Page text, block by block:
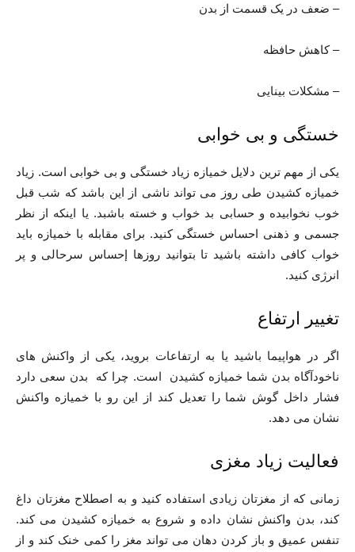
– ضعف در یک قسمت از بدن
– کاهش حافظه
– مشکلات بینایی
خستگی و بی‌ خوابی
یکی از مهم ترین دلایل خمیازه زیاد خستگی و بی خوابی است. زیاد
خمیازه ‌کشیدن طی روز می ‌تواند ناشی از این باشد که شب قبل
خوب نخوابیده‌ و حسابی بد خواب و خسته باشبد. یا اینکه از نظر
جسمی و ذهنی احساس خستگی ‌کنید. برای مقابله با خمیازه باید
خواب کافی داشته باشید تا بتوانید روزها إحساس سرحالی و پر
انرژی کنید.
تغییر ارتفاع
اگر در هواپیما باشید یا به ارتفاعات بروید، یکی از واکنش‌ های
ناخودآگاه بدن شما خمیازه‌ کشیدن است. چرا که بدن سعی دارد
فشار داخل گوش شما را تعدیل کند از این رو با خمیازه واکنش
نشان می دهد.
فعالیت زیاد مغزی
زمانی که از مغزتان زیادی استفاده کنید و به اصطلاح مغزتان داغ
کند، بدن واکنش نشان داده و شروع به خمیازه کشیدن می کند.
تنفس عمیق و باز کردن دهان می ‌تواند مغز را کمی خنک کند و از